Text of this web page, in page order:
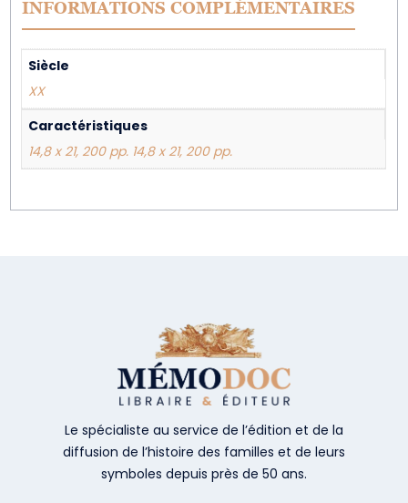
INFORMATIONS COMPLÉMENTAIRES
Siècle
XX
Caractéristiques
14,8 x 21, 200 pp. 14,8 x 21, 200 pp.
Le spécialiste au service de l’édition et de la
diffusion de l’histoire des familles et de leurs
symboles depuis près de 50 ans.